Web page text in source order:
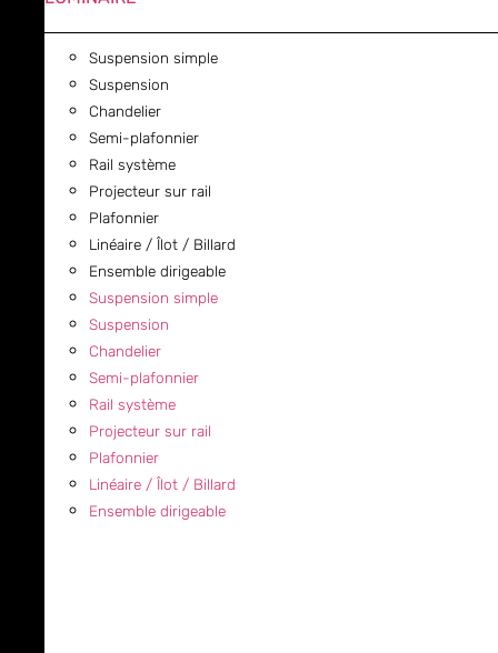
Suspension simple
Suspension
Chandelier
Semi-plafonnier
Rail système
Projecteur sur rail
Plafonnier
Linéaire / Îlot / Billard
Ensemble dirigeable
Suspension simple
Suspension
Chandelier
Semi-plafonnier
Rail système
Projecteur sur rail
Plafonnier
Linéaire / Îlot / Billard
Ensemble dirigeable